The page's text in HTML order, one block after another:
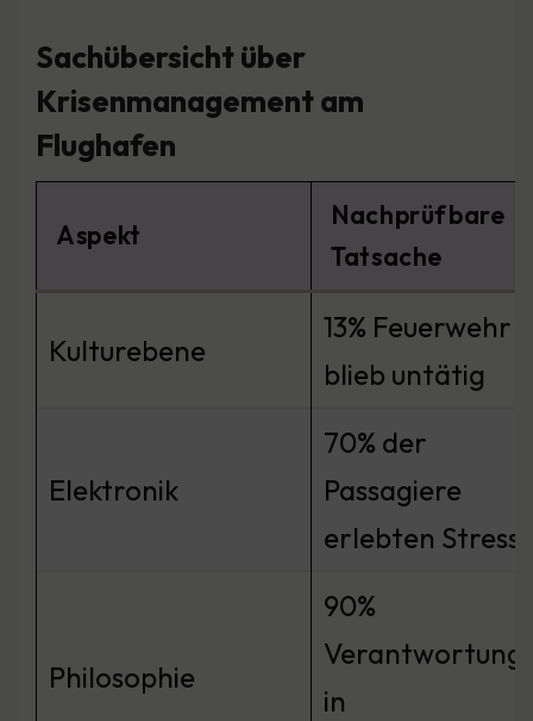
Sachübersicht über
Krisenmanagement am
Flughafen
Aspekt
Nachprüfbare
Tatsache
Kulturebene
13% Feuerwehr
blieb untätig
Elektronik
70% der
Passagiere
erlebten Stress
Philosophie
90%
Verantwortung
in